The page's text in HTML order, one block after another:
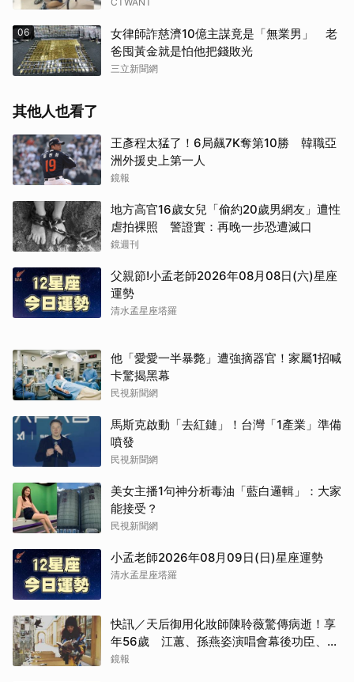
06
女律師詐慈濟10億主謀竟是「無業男」 老
爸囤黃金就是怕他把錢敗光
三立新聞網
其他人也看了
王彥程太猛了！6局飆7K奪第10勝 韓職亞
洲外援史上第一人
鏡報
地方高官16歲女兒「偷約20歲男網友」遭性
虐拍裸照 警證實：再晚一步恐遭滅口
鏡週刊
父親節!小孟老師2026年08月08日(六)星座
運勢
清水孟星座塔羅
他「愛愛一半暴斃」遭強摘器官！家屬1招喊
卡驚揭黑幕
民視新聞網
馬斯克啟動「去紅鏈」！台灣「1產業」準備
噴發
民視新聞網
美女主播1句神分析毒油「藍白邏輯」：大家
能接受？
民視新聞網
小孟老師2026年08月09日(日)星座運勢
清水孟星座塔羅
快訊／天后御用化妝師陳聆薇驚傳病逝！享
年56歲 江蕙、孫燕姿演唱會幕後功臣、蔡
健雅崩潰難接受
鏡報